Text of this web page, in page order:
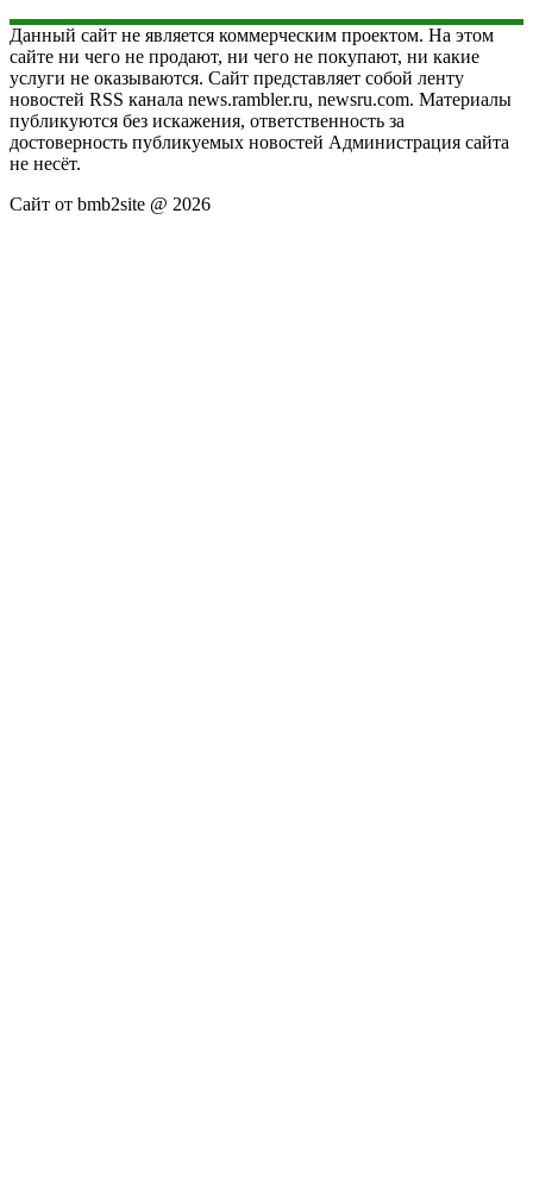
Данный сайт не является коммерческим проектом. На этом
сайте ни чего не продают, ни чего не покупают, ни какие
услуги не оказываются. Сайт представляет собой ленту
новостей RSS канала news.rambler.ru, newsru.com. Материалы
публикуются без искажения, ответственность за
достоверность публикуемых новостей Администрация сайта
не несёт.
Сайт от bmb2site @ 2026